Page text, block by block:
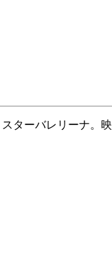
ターバレリーナ。映